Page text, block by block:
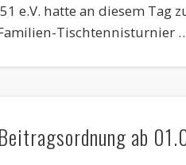
e.V. hatte an diesem Tag
Tischtennisturnier
ab